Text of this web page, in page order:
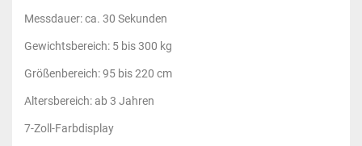
Messdauer: ca. 30 Sekunden
Gewichtsbereich: 5 bis 300 kg
Größenbereich: 95 bis 220 cm
Altersbereich: ab 3 Jahren
7-Zoll-Farbdisplay